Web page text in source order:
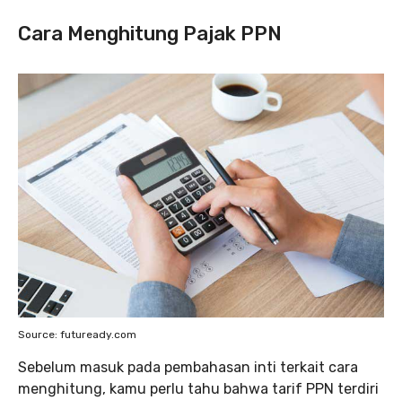
Cara Menghitung Pajak PPN
Source: futuready.com
Sebelum masuk pada pembahasan inti terkait cara
menghitung, kamu perlu tahu bahwa tarif PPN terdiri